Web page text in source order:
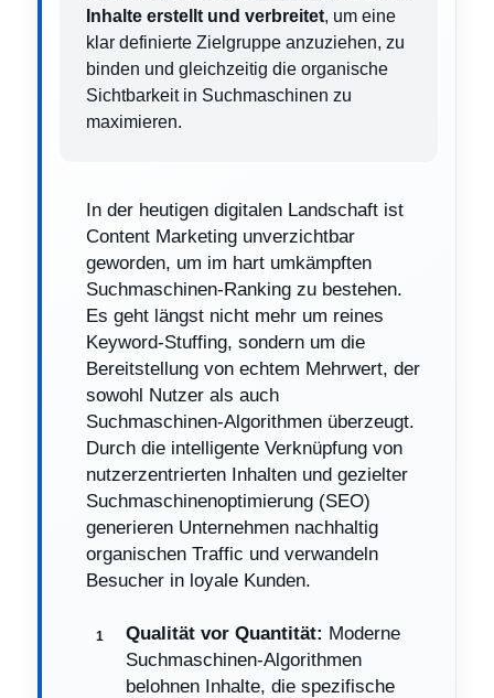
Inhalte erstellt und verbreitet, um eine
klar definierte Zielgruppe anzuziehen, zu
binden und gleichzeitig die organische
Sichtbarkeit in Suchmaschinen zu
maximieren.
In der heutigen digitalen Landschaft ist
Content Marketing unverzichtbar
geworden, um im hart umkämpften
Suchmaschinen-Ranking zu bestehen.
Es geht längst nicht mehr um reines
Keyword-Stuffing, sondern um die
Bereitstellung von echtem Mehrwert, der
sowohl Nutzer als auch
Suchmaschinen-Algorithmen überzeugt.
Durch die intelligente Verknüpfung von
nutzerzentrierten Inhalten und gezielter
Suchmaschinenoptimierung (SEO)
generieren Unternehmen nachhaltig
organischen Traffic und verwandeln
Besucher in loyale Kunden.
Qualität vor Quantität: Moderne
Suchmaschinen-Algorithmen
belohnen Inhalte, die spezifische